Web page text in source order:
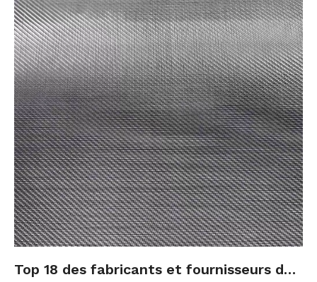
Top 18 des fabricants et fournisseurs de fibre de verre en Inde (2026)